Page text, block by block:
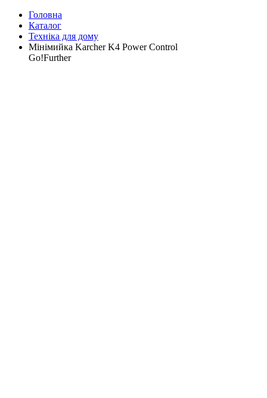
Головна
Каталог
Техніка для дому
Мінімийка Karcher K4 Power Control
Go!Further